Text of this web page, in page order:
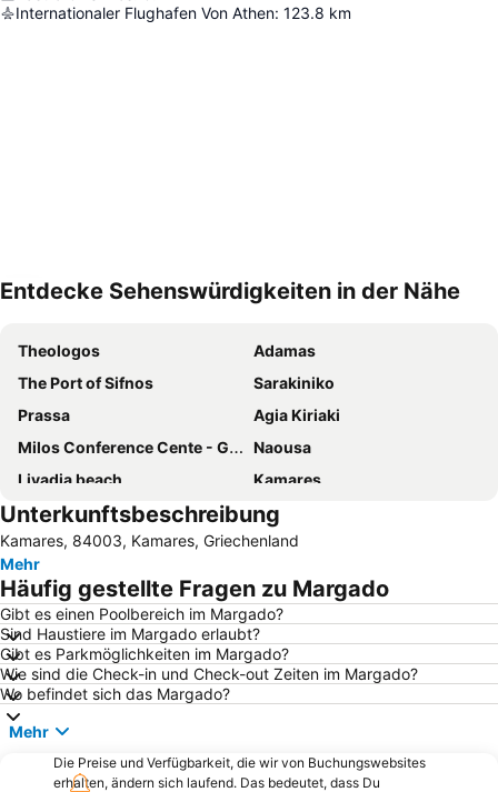
Internationaler Flughafen Von Athen: 123.8 km
Entdecke Sehenswürdigkeiten in der Nähe
Theologos
Adamas
The Port of Sifnos
Sarakiniko
Prassa
Agia Kiriaki
Milos Conference Cente - George Iliopoulos
Naousa
Livadia beach
Kamares
Platys Gyalos
Antiparos Cave
Pahaina
Glyfa
Flughafen Milos Island
Pounda
Limani Parikia
Agali
Agathopes
Flampouria
Herronisos
Epta Martyres
Faros
Traditional Settlement of Klima
Palaiochori beach
Agios Nikolaos
Unterkunftsbeschreibung
Kamares, 84003, Kamares, Griechenland
Mehr
Häufig gestellte Fragen zu Margado
Gibt es einen Poolbereich im Margado?
Sind Haustiere im Margado erlaubt?
Gibt es Parkmöglichkeiten im Margado?
Wie sind die Check-in und Check-out Zeiten im Margado?
Wo befindet sich das Margado?
Mehr
Die Preise und Verfügbarkeit, die wir von Buchungswebsites
erhalten, ändern sich laufend. Das bedeutet, dass Du